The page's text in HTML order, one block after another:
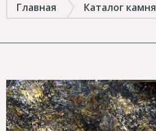
Главная Каталог камня